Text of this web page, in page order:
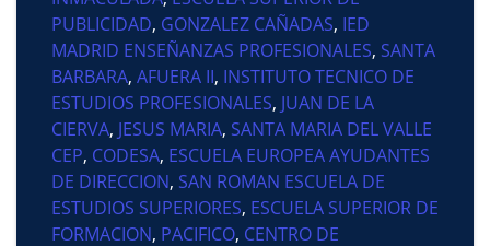
PUBLICIDAD, GONZALEZ CAÑADAS, IED
MADRID ENSEÑANZAS PROFESIONALES, SANTA
BARBARA, AFUERA II, INSTITUTO TECNICO DE
ESTUDIOS PROFESIONALES, JUAN DE LA
CIERVA, JESUS MARIA, SANTA MARIA DEL VALLE
CEP, CODESA, ESCUELA EUROPEA AYUDANTES
DE DIRECCION, SAN ROMAN ESCUELA DE
ESTUDIOS SUPERIORES, ESCUELA SUPERIOR DE
FORMACION, PACIFICO, CENTRO DE